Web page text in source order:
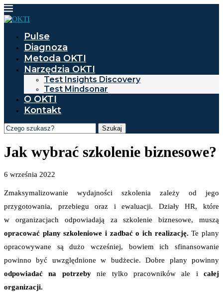
Pulse
Diagnoza
Metoda OKTI
Narzędzia OKTI
Test Insights Discovery
Test Mindsonar
O OKTI
Kontakt
Szukaj
Jak wybrać szkolenie biznesowe?
6 września 2022
Zmaksymalizowanie wydajności szkolenia zależy od jego
przygotowania, przebiegu oraz i ewaluacji. Działy HR, które
w organizacjach odpowiadają za szkolenie biznesowe, muszą
opracować plany szkoleniowe i zadbać o ich realizację. Te plany
opracowywane są dużo wcześniej, bowiem ich sfinansowanie
powinno być uwzględnione w budżecie. Dobre plany powinny
odpowiadać na potrzebynie tylko pracowników ale i całej
organizacji.